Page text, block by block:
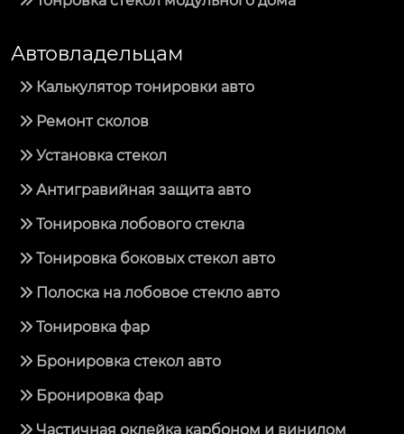
Автовладельцам
Калькулятор тонировки авто
Ремонт сколов
Установка стекол
Антигравийная защита авто
Тонировка лобового стекла
Тонировка боковых стекол авто
Полоска на лобовое стекло авто
Тонировка фар
Бронировка стекол авто
Бронировка фар
Частичная оклейка карбоном и винилом